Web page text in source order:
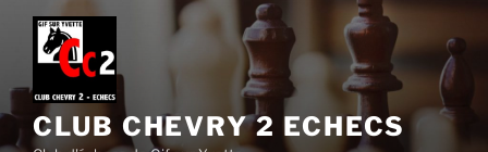
Aller
contenu
principal
CLUB CHEVRY 2 ECHECS